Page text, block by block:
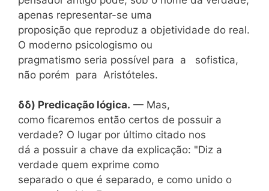
apenas representar-se uma
proposição que reproduz a objetividade do real.
O moderno psicologismo ou
pragmatismo seria possível para a sofistica,
não porém para Aristóteles.
δδ) Predicação lógica. — Mas,
como ficaremos então certos de possuir a
verdade? O lugar por último citado nos
dá a possuir a chave da explicação: "Diz a
verdade quem exprime como
separado o que é separado, e como unido o